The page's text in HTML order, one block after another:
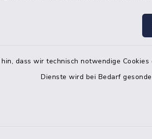
dass wir technisch notwendige
Dienste wird bei Bedarf
Online-
keinen
Telefonnummer
Telefonliste